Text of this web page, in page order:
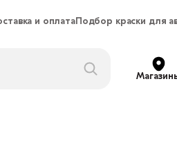
и оплатаПодбор краски для